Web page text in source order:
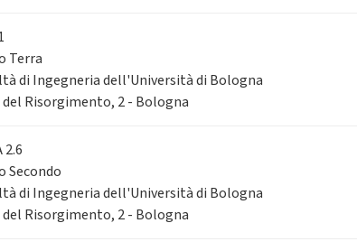
Terra
di Ingegneria dell'Università di Bologna
del Risorgimento, 2 - Bologna
2.6
Secondo
di Ingegneria dell'Università di Bologna
del Risorgimento, 2 - Bologna